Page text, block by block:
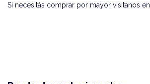
Si necesitás comprar por mayor visitanos en